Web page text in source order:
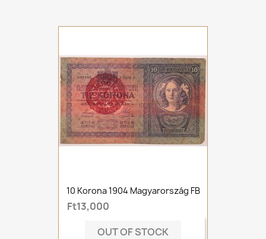
10 Korona 1904 Magyarország FB
Ft13,000
OUT OF STOCK